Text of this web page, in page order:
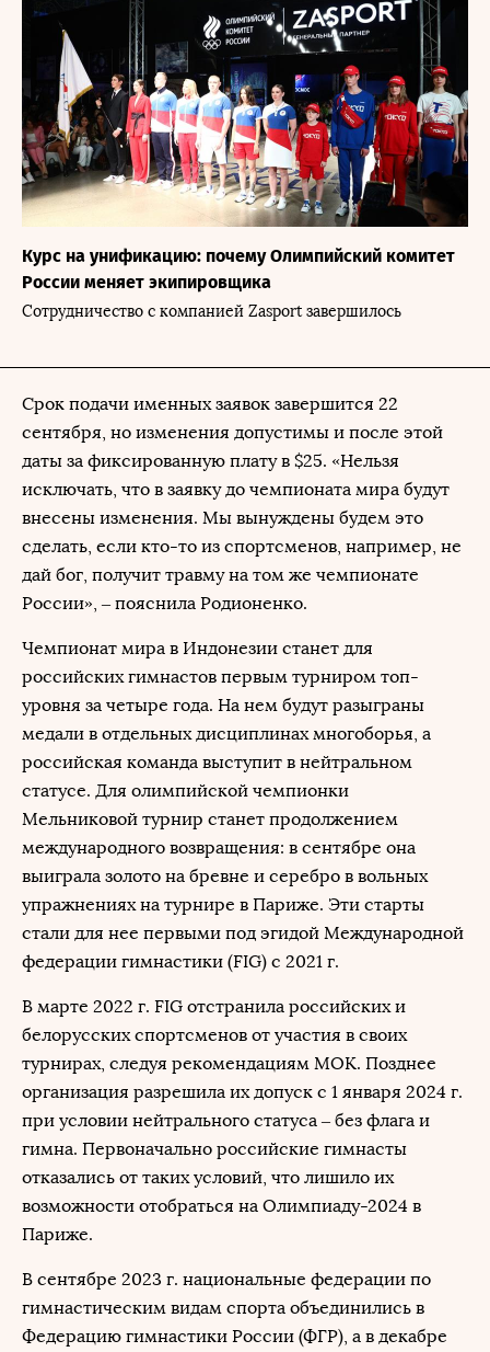
Курс на унификацию: почему Олимпийский комитет
России меняет экипировщика
Сотрудничество с компанией Zasport завершилось
Срок подачи именных заявок завершится 22
сентября, но изменения допустимы и после этой
даты за фиксированную плату в $25. «Нельзя
исключать, что в заявку до чемпионата мира будут
внесены изменения. Мы вынуждены будем это
сделать, если кто-то из спортсменов, например, не
дай бог, получит травму на том же чемпионате
России», – пояснила Родионенко.
Чемпионат мира в Индонезии станет для
российских гимнастов первым турниром топ-
уровня за четыре года. На нем будут разыграны
медали в отдельных дисциплинах многоборья, а
российская команда выступит в нейтральном
статусе. Для олимпийской чемпионки
Мельниковой турнир станет продолжением
международного возвращения: в сентябре она
выиграла золото на бревне и серебро в вольных
упражнениях на турнире в Париже. Эти старты
стали для нее первыми под эгидой Международной
федерации гимнастики (FIG) с 2021 г.
В марте 2022 г. FIG отстранила российских и
белорусских спортсменов от участия в своих
турнирах, следуя рекомендациям МОК. Позднее
организация разрешила их допуск с 1 января 2024 г.
при условии нейтрального статуса – без флага и
гимна. Первоначально российские гимнасты
отказались от таких условий, что лишило их
возможности отобраться на Олимпиаду-2024 в
Париже.
В сентябре 2023 г. национальные федерации по
гимнастическим видам спорта объединились в
Федерацию гимнастики России (ФГР), а в декабре